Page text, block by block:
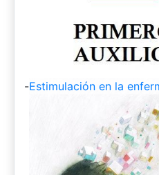
-Estimulación en la